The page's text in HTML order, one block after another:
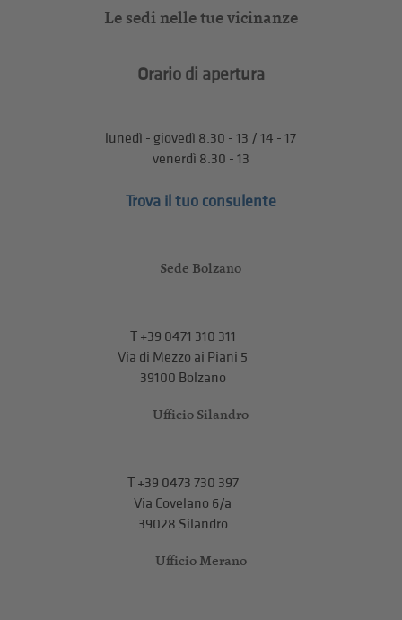
Le sedi nelle tue vicinanze
Orario di apertura
lunedì - giovedì 8.30 - 13 / 14 - 17
venerdì 8.30 - 13
Trova il tuo consulente
Sede Bolzano
T+39 0471 310 311
Via di Mezzo ai Piani 5
39100 Bolzano
Ufficio Silandro
T+39 0473 730 397
Via Covelano 6/a
39028 Silandro
Ufficio Merano